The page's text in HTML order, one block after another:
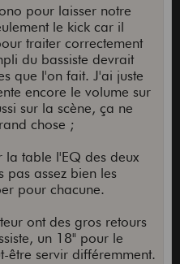
pour laisser notre
le kick car il
traiter correctement
du bassiste devrait
que l'on fait. J'ai juste
encore le volume sur
sur la scène, ça ne
chose ;
la table l'EQ des deux
pas assez bien les
pour chacune.
ont des gros retours
un 18" pour le
être servir différemment.